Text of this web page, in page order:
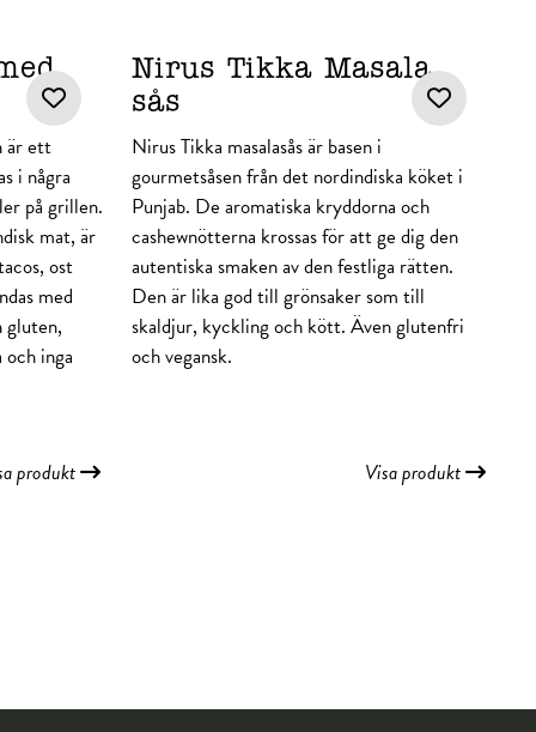
är ett
i några
på grillen.
mat, är
ost
med
gluten,
inga
produkt
Nirus Tikka Masala
sås
Nirus Tikka masalasås är basen i
gourmetsåsen från det nordindiska köket i
Punjab. De aromatiska kryddorna och
cashewnötterna krossas för att ge dig den
autentiska smaken av den festliga rätten.
Den är lika god till grönsaker som till
skaldjur, kyckling och kött. Även glutenfri
och vegansk.
Visa produkt